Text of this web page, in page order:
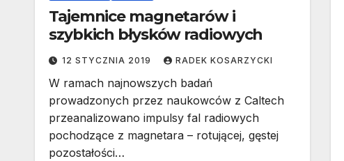
Tajemnice magnetarów i
szybkich błysków radiowych
12 STYCZNIA 2019 RADEK KOSARZYCKI
W ramach najnowszych badań
prowadzonych przez naukowców z Caltech
przeanalizowano impulsy fal radiowych
pochodzące z magnetara – rotującej, gęstej
pozostałości…